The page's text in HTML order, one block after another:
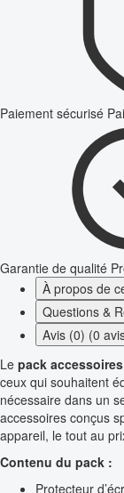
Paiement sécurisé
Garantie de qualité
À propos de
Questions &
Avis (0) (0
Le pack
ceux qui souhaitent
nécessaire dans un
accessoires conçus
appareil, le tout au
Contenu du pack :
Protecteur